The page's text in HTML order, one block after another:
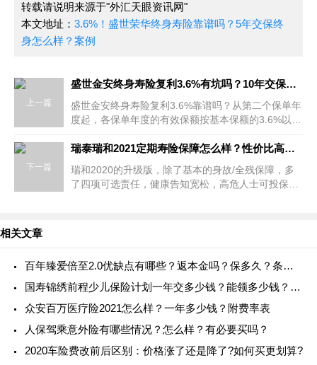
转载请说明来源于"外汇天眼资讯网"
本文地址： 3.6%！盛世荣华终身寿险靠谱吗？5年交保终
身怎么样？案例
上一篇
盛世金安终身寿险复利3.6%有坑吗？10年交保终身好不好？案例
盛世金安终身寿险复利3.6%靠谱吗？从第二个保单年
度起，各保单年度的有效保额按基本保额的3.6%以年
保终身怎么样？
下一篇
瑞泰瑞和2021定期寿险保障怎么样？性价比高吗？在哪买？
瑞和2020的升级版，除了基本的身故/全残保障，多
了四项可选责任，健康告知宽松，高危人士可投保，
相关文章
百年臻爱倍至2.0优缺点有哪些？返本金吗？保多久？条款介绍
国寿锦绣前程少儿保险计划一年交多少钱？能领多少钱？优势？好吗
众安百万医疗险2021怎么样？一年多少钱？附费率表
人保驾乘意外险有哪些情况？怎么样？有必要买吗？
2020车险费改前后区别：价格涨了还是降了?如何买更划算?